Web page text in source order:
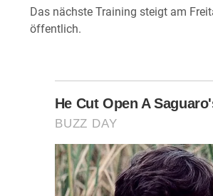
Das nächste Training steigt am
öffentlich.